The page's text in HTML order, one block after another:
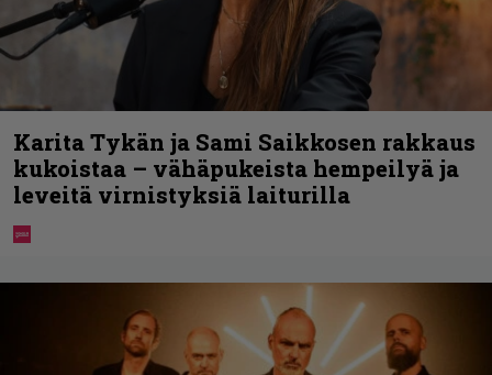
Karita Tykän ja Sami Saikkosen rakkaus
kukoistaa – vähäpukeista hempeilyä ja
leveitä virnistyksiä laiturilla